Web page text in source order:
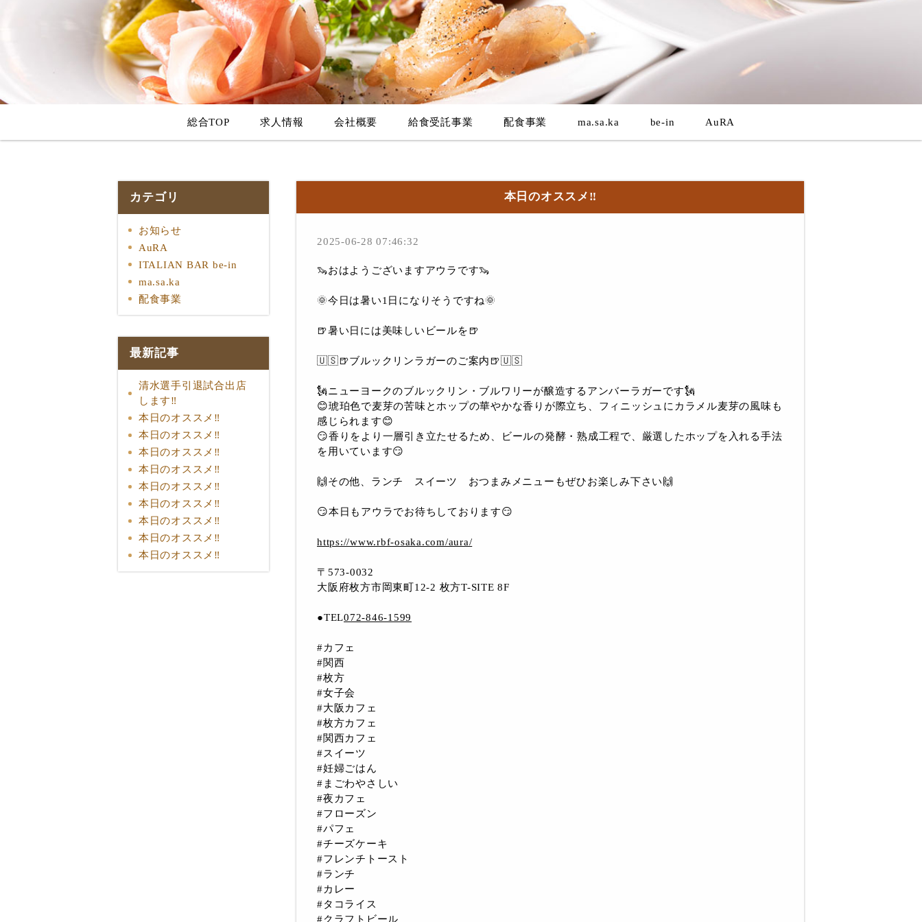
総合TOP 求人情報 会社概要 給食受託事業 配食事業 ma.sa.ka be-in AuRA
カテゴリ
お知らせ
AuRA
ITALIAN BAR be-in
ma.sa.ka
配食事業
最新記事
清水選手引退試合出店
します‼︎
本日のオススメ‼︎
本日のオススメ‼︎
本日のオススメ‼︎
本日のオススメ‼︎
本日のオススメ‼︎
本日のオススメ‼︎
本日のオススメ‼︎
本日のオススメ‼︎
本日のオススメ‼︎
本日のオススメ‼︎
2025-06-28 07:46:32
🦦おはようございますアウラです🦦
🌞今日は暑い1日になりそうですね🌞
🍺暑い日には美味しいビールを🍺
🇺🇸🍺ブルックリンラガーのご案内🍺🇺🇸
🗽ニューヨークのブルックリン・ブルワリーが醸造するアンバーラガーです🗽
😊琥珀色で麦芽の苦味とホップの華やかな香りが際立ち、フィニッシュにカラメル麦芽の風味も
感じられます😊
😏香りをより一層引き立たせるため、ビールの発酵・熟成工程で、厳選したホップを入れる手法
を用いています😏
🙌その他、ランチ スイーツ おつまみメニューもぜひお楽しみ下さい🙌
😏本日もアウラでお待ちしております😏
https://www.rbf-osaka.com/aura/
〒573-0032
大阪府枚方市岡東町12-2 枚方T-SITE 8F
●TEL072-846-1599
#カフェ
#関西
#枚方
#女子会
#大阪カフェ
#枚方カフェ
#関西カフェ
#スイーツ
#妊婦ごはん
#まごわやさしい
#夜カフェ
#フローズン
#パフェ
#チーズケーキ
#フレンチトースト
#ランチ
#カレー
#タコライス
#クラフトビール